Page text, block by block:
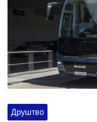
Друштво